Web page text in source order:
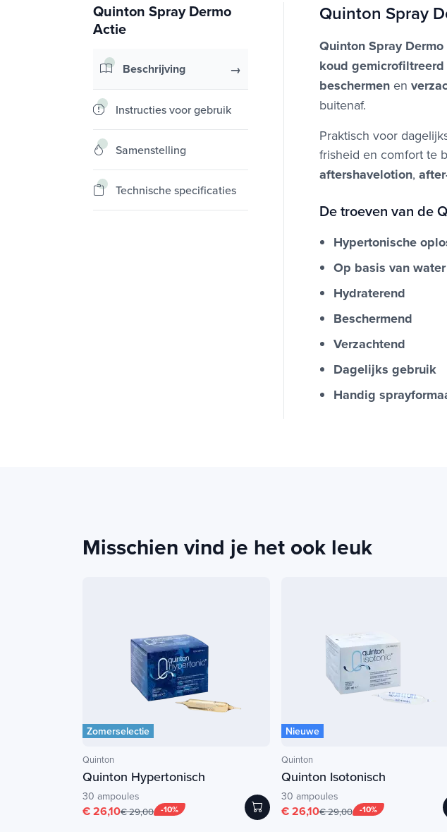
Quinton Spray Dermo
Actie
Beschrijving
Instructies voor gebruik
Samenstelling
Technische specificaties
Quinton Spray
Quinton Spray
koud
beschermen en
buitenaf.
Praktisch voor
frisheid en comfort te
aftershavelotion,
De troeven van de
Hypertonische
Op basis van
Hydraterend
Beschermend
Verzachtend
Dagelijks gebruik
Handig
Misschien vind je het ook leuk
Zomerselectie
Quinton
Quinton Hypertonisch
30 ampoules
-10%
€ 26,10€ 29,00
Nieuwe
Quinton
Quinton Isotonisch
30 ampoules
-10%
€ 26,10€ 29,00